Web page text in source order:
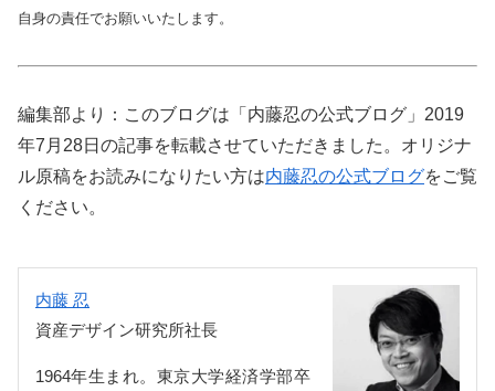
自身の責任でお願いいたします。
編集部より：このブログは「内藤忍の公式ブログ」2019
年7月28日の記事を転載させていただきました。オリジナ
ル原稿をお読みになりたい方は内藤忍の公式ブログをご覧
ください。
内藤 忍
資産デザイン研究所社長
1964年生まれ。東京大学経済学部卒